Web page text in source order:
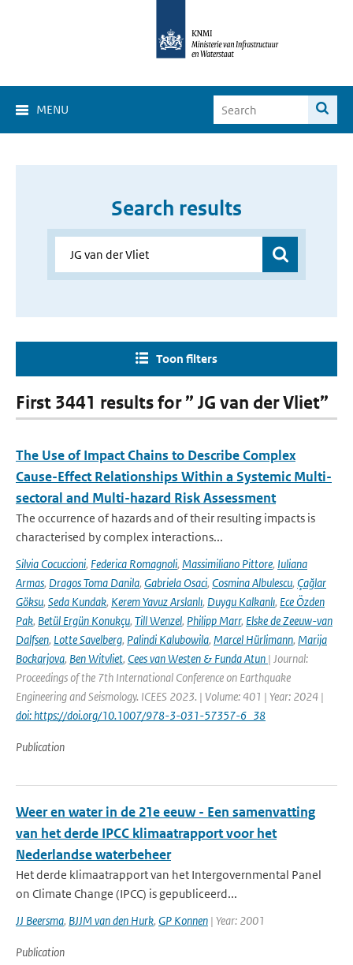
MENU
Search results
Toon filters
First 3441 results for ” JG van der Vliet”
The Use of Impact Chains to Describe Complex
Cause-Effect Relationships Within a Systemic Multi-
sectoral and Multi-hazard Risk Assessment
The occurrence of hazards and of their resulting impacts is
characterised by complex interactions...
Silvia Cocuccioni, Federica Romagnoli, Massimiliano Pittore, Iuliana
Armas, Dragos Toma Danila, Gabriela Osaci, Cosmina Albulescu, Çağlar
Göksu, Seda Kundak, Kerem Yavuz Arslanlı, Duygu Kalkanlı, Ece Özden
Pak, Betül Ergün Konukçu, Till Wenzel, Philipp Marr, Elske de Zeeuw-van
Dalfsen, Lotte Savelberg, Palindi Kalubowila, Marcel Hürlimann, Marija
Bockarjova, Ben Witvliet, Cees van Westen & Funda Atun | Journal:
Proceedings of the 7th International Conference on Earthquake
Engineering and Seismology. ICEES 2023. | Volume: 401 | Year: 2024 |
doi: https://doi.org/10.1007/978-3-031-57357-6_38
Publication
Weer en water in de 21e eeuw - Een samenvatting
van het derde IPCC klimaatrapport voor het
Nederlandse waterbeheer
Het derde klimaatrapport van het Intergovernmental Panel
on Climate Change (IPCC) is gepubliceerd...
JJ Beersma, BJJM van den Hurk, GP Konnen | Year: 2001
Publication